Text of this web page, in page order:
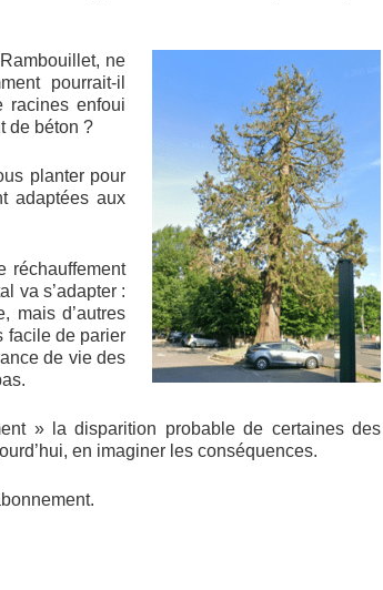
ne
pourrait-il
racines enfoui
de béton ?
planter pour
adaptées aux
réchauffement
va s’adapter :
mais d’autres
facile de parier
de vie des
» la disparition probable de certaines des
en imaginer les conséquences.